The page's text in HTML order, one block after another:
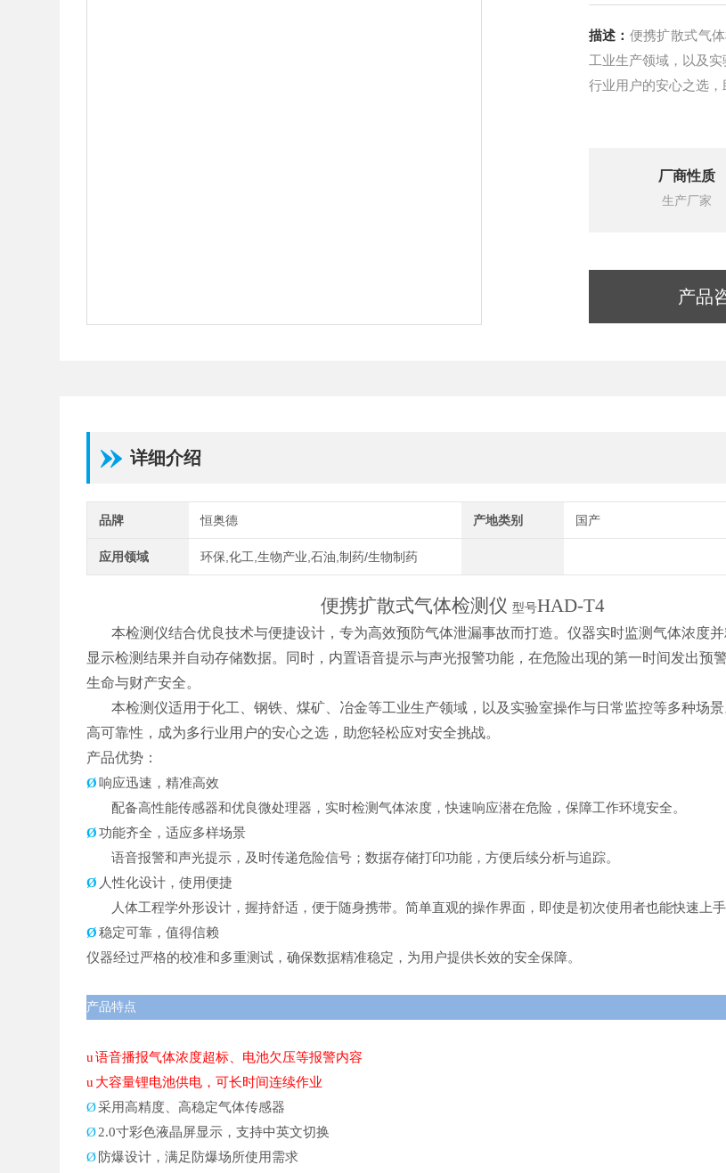
描述： 便携扩散式气
工业生产领域，以及
行业用户的安心之选，
厂商性质
生产厂家
产品
详细介绍
品牌 恒奥德 产地类别 国产
应用领域 环保,化工,生物产业,石油,制药/生物制药
便携扩散式气体检测仪 型号HAD-T4
本检测仪结合优良技术与便捷设计，专为高效预防气体泄漏事故而打造。仪器实时监测气体浓度
显示检测结果并自动存储数据。同时，内置语音提示与声光报警功能，在危险出现的第一时间发出预
生命与财产安全。
本检测仪适用于化工、钢铁、煤矿、冶金等工业生产领域，以及实验室操作与日常监控等多种场
高可靠性，成为多行业用户的安心之选，助您轻松应对安全挑战。
产品优势：
Ø 响应迅速，精准高效
配备高性能传感器和优良微处理器，实时检测气体浓度，快速响应潜在危险，保障工作环境安全。
Ø 功能齐全，适应多样场景
语音报警和声光提示，及时传递危险信号 ；数据存储打印功能，方便后续分析与追踪。
Ø 人性化设计，使用便捷
人体工程学外形设计，握持舒适，便于随身携带。简单直观的操作界面，即使是初次使用者也能快速上手
Ø 稳定可靠，值得信赖
仪器经过严格的校准和多重测试，确保数据精准稳定，为用户提供长效的安全保障。
产品特点
u 语音播报气体浓度超标、电池欠压等报警内容
u 大容量锂电池供电，可长时间连续作业
Ø采用高精度、高稳定气体传感器
Ø2.0寸彩色液晶屏显示，支持中英文切换
Ø 防爆设计，满足防爆场所使用需求